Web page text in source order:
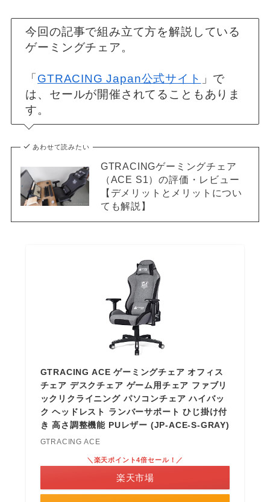
今回の記事で組み立て方を解説している
ゲーミングチェア。
「 GTRACING Japan公式サイト 」で
は、セールが開催されてることもありま
す。
あわせて読みたい
GTRACINGゲーミングチェア
（ACE S1）の評価・レビュー
【デメリットとメリットについ
ても解説】
GTRACING ACE ゲーミングチェア オフィス
チェア デスクチェア ゲーム用チェア ファブリ
ックリクライニング パソコンチェア ハイバッ
ク ヘッドレスト ランバーサポート ひじ掛け付
き 高さ調整機能 PUレザー (JP-ACE-S-GRAY)
GTRACING ACE
＼楽天ポイント4倍セール！／
楽天市場